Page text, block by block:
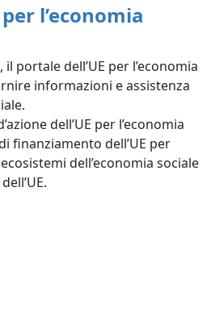
l’economia
portale dell’UE per l’economia
informazioni e assistenza
dell’UE per l’economia
finanziamento dell’UE per
dell’economia sociale